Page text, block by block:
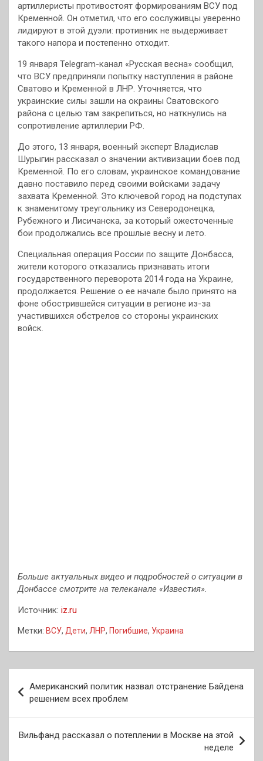
артиллеристы противостоят формированиям ВСУ под
Кременной. Он отметил, что его сослуживцы уверенно
лидируют в этой дуэли: противник не выдерживает
такого напора и постепенно отходит.
19 января Telegram-канал «Русская весна» сообщил,
что ВСУ предприняли попытку наступления в районе
Сватово и Кременной в ЛНР. Уточняется, что
украинские силы зашли на окраины Сватовского
района с целью там закрепиться, но наткнулись на
сопротивление артиллерии РФ.
До этого, 13 января, военный эксперт Владислав
Шурыгин рассказал о значении активизации боев под
Кременной. По его словам, украинское командование
давно поставило перед своими войсками задачу
захвата Кременной. Это ключевой город на подступах
к знаменитому треугольнику из Северодонецка,
Рубежного и Лисичанска, за который ожесточенные
бои продолжались все прошлые весну и лето.
Специальная операция России по защите Донбасса,
жители которого отказались признавать итоги
государственного переворота 2014 года на Украине,
продолжается. Решение о ее начале было принято на
фоне обострившейся ситуации в регионе из-за
участившихся обстрелов со стороны украинских
войск.
Больше актуальных видео и подробностей о ситуации в
Донбассе смотрите на телеканале «Известия».
Источник: iz.ru
Метки: ВСУ, Дети, ЛНР, Погибшие, Украина
по
записям
Американский политик назвал отстранение Байдена
решением всех проблем
Вильфанд рассказал о потеплении в Москве на этой
неделе